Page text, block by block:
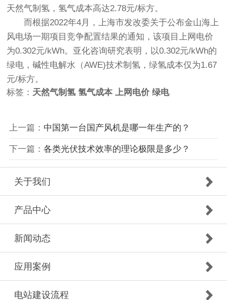
天然气制氢，氢气成本高达2.78元/标方。
而根据2022年4月，上海市发改委关于公布金山海上
风电场一期项目竞争配置结果的通知，该项目上网电价
为0.302元/kWh。亚化咨询研究表明，以0.302元/kWh的
绿电，碱性电解水（AWE)技术制氢，绿氢成本仅为1.67
元/标方。
标签： 天然气制氢 氢气成本 上网电价 绿电
上一篇： 中国第一台国产风机是哪一年生产的？
下一篇： 各类光伏技术效率的理论极限是多少？
关于我们
产品中心
新闻动态
应用案例
电站建设流程